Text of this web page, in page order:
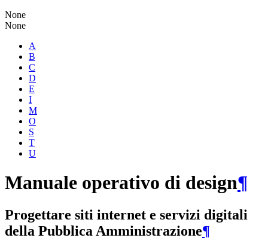
None
None
A
B
C
D
E
I
M
O
S
T
U
Manuale operativo di design¶
Progettare siti internet e servizi digitali
della Pubblica Amministrazione¶